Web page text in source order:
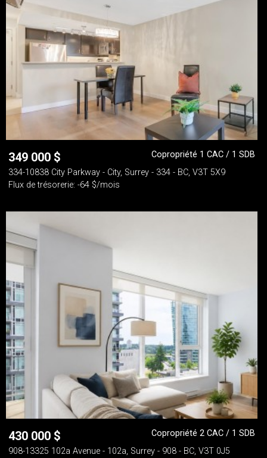
349 000 $
Copropriété 1 CAC / 1 SDB
334-10838 City Parkway - City, Surrey - 334 - BC, V3T 5X9
Flux de trésorerie: -64 $/mois
430 000 $
Copropriété 2 CAC / 1 SDB
908-13325 102a Avenue - 102a, Surrey - 908 - BC, V3T 0J5